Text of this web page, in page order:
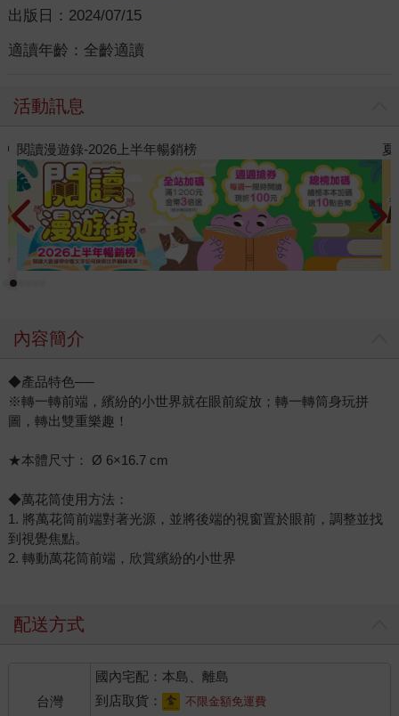
出版日： 2024/07/15
適讀年齡： 全齡適讀
活動訊息
夏日閱讀大冒險
內容簡介
◆產品特色──
※轉一轉前端，繽紛的小世界就在眼前綻放；轉一轉筒身玩拼
圖，轉出雙重樂趣！
★本體尺寸： Ø 6×16.7 cm
◆萬花筒使用方法：
1. 將萬花筒前端對著光源，並將後端的視窗置於眼前，調整並找
到視覺焦點。
2. 轉動萬花筒前端，欣賞繽紛的小世界
配送方式
台灣
國內宅配：本島、離島
到店取貨：
不限金額免運費